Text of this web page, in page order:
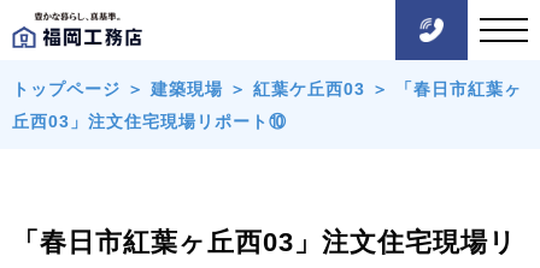
トップページ ＞ 建築現場 ＞ 紅葉ケ丘西03 ＞
「春日市紅葉ヶ
丘西03」注文住宅現場リポート⑩
「春日市紅葉ヶ丘西03」注文住宅現場リ